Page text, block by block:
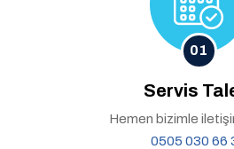
01
Servis
Hemen bizimle
0505 030 66